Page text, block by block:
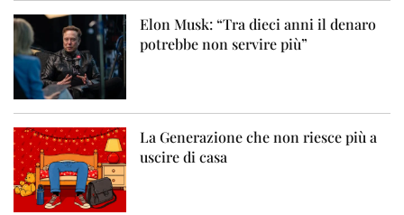
Elon Musk: “Tra dieci anni il denaro
potrebbe non servire più”
La Generazione che non riesce più a
uscire di casa